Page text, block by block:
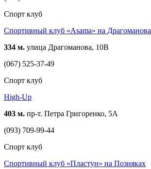
Спорт клуб
Cпортивный клуб «Asama» на Драгоманова
334 м. улица Драгоманова, 10В
(067) 525-37-49
Спорт клуб
High-Up
403 м. пр-т. Петра Григоренко, 5А
(093) 709-99-44
Спорт клуб
Спортивный клуб «Пластун» на Позняках